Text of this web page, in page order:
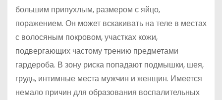
большим припухлым, размером с яйцо,
поражением. Он может вскакивать на теле в местах
с волосяным покровом, участках кожи,
подвергающих частому трению предметами
гардероба. В зону риска попадают подмышки, шея,
грудь, интимные места мужчин и женщин. Имеется
немало причин для образования воспалительных